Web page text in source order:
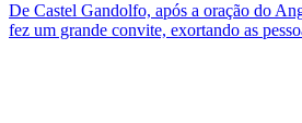
De Castel Gandolfo, após a oração do
fez um grande convite, exortando as